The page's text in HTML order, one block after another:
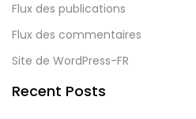
Flux des publications
Flux des commentaires
Site de WordPress-FR
Recent Posts